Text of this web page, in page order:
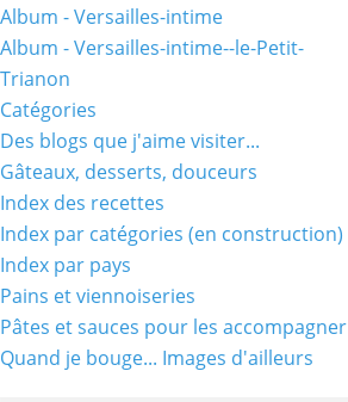
Album - Versailles-intime
Album - Versailles-intime--le-Petit-
Trianon
Catégories
Des blogs que j'aime visiter...
Gâteaux, desserts, douceurs
Index des recettes
Index par catégories (en construction)
Index par pays
Pains et viennoiseries
Pâtes et sauces pour les accompagner
Quand je bouge... Images d'ailleurs